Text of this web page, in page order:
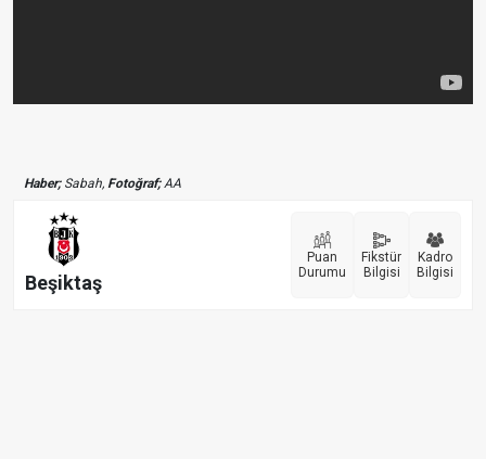
Haber;Sabah, Fotoğraf;AA
Beşiktaş
Puan
Durumu
Fikstür
Bilgisi
Kadro
Bilgisi